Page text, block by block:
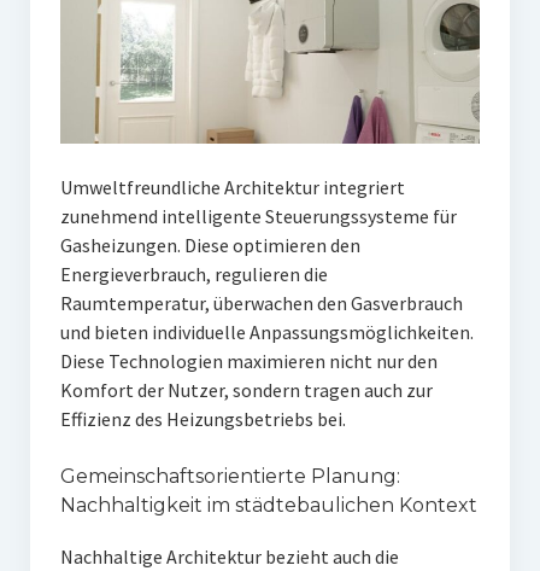
Umweltfreundliche Architektur integriert
zunehmend intelligente Steuerungssysteme für
Gasheizungen. Diese optimieren den
Energieverbrauch, regulieren die
Raumtemperatur, überwachen den Gasverbrauch
und bieten individuelle Anpassungsmöglichkeiten.
Diese Technologien maximieren nicht nur den
Komfort der Nutzer, sondern tragen auch zur
Effizienz des Heizungsbetriebs bei.
Gemeinschaftsorientierte Planung:
Nachhaltigkeit im städtebaulichen Kontext
Nachhaltige Architektur bezieht auch die